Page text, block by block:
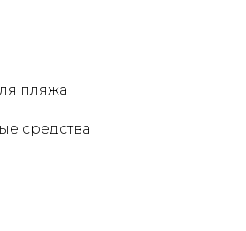
пляжа
средства